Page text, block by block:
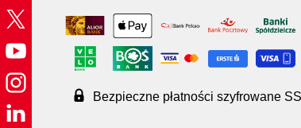
Bezpieczne płatności szyfrowane